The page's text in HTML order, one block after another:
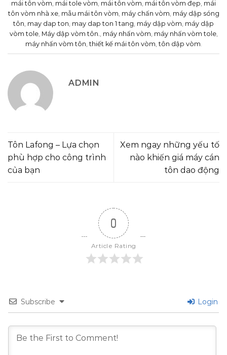
mái tôn vòm, mái tole vòm, mái tôn vòm, mái tôn vòm đẹp, mái
tôn vòm nhà xe, mẫu mái tôn vòm, máy chấn vòm, máy dập sóng
tôn, may dap ton, may dap ton 1 tang, máy dập vòm, máy dập
vòm tole, Máy dập vòm tôn., máy nhấn vòm, máy nhấn vòm tole,
máy nhấn vòm tôn,thiết kế mái tôn vòm,tôn dập vòm.
ADMIN
Tôn Lafong – Lựa chọn
phù hợp cho công trình
của bạn
Xem ngay những yếu tố
nào khiến giá máy cán
tôn dao động
0
Article Rating
Subscribe Login